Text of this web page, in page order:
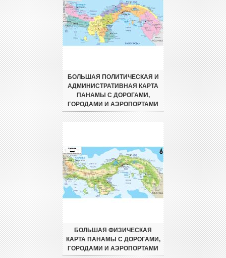
БОЛЬШАЯ ПОЛИТИЧЕСКАЯ И
АДМИНИСТРАТИВНАЯ КАРТА
ПАНАМЫ С ДОРОГАМИ,
ГОРОДАМИ И АЭРОПОРТАМИ
БОЛЬШАЯ ФИЗИЧЕСКАЯ
КАРТА ПАНАМЫ С ДОРОГАМИ,
ГОРОДАМИ И АЭРОПОРТАМИ